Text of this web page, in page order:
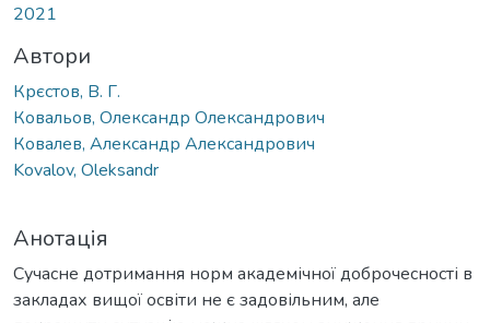
2021
Автори
Крєстов, В. Г.
Ковальов, Олександр Олександрович
Ковалев, Александр Александрович
Kovalov, Oleksandr
Анотація
Сучасне дотримання норм академічної доброчесності в
закладах вищої освіти не є задовільним, але